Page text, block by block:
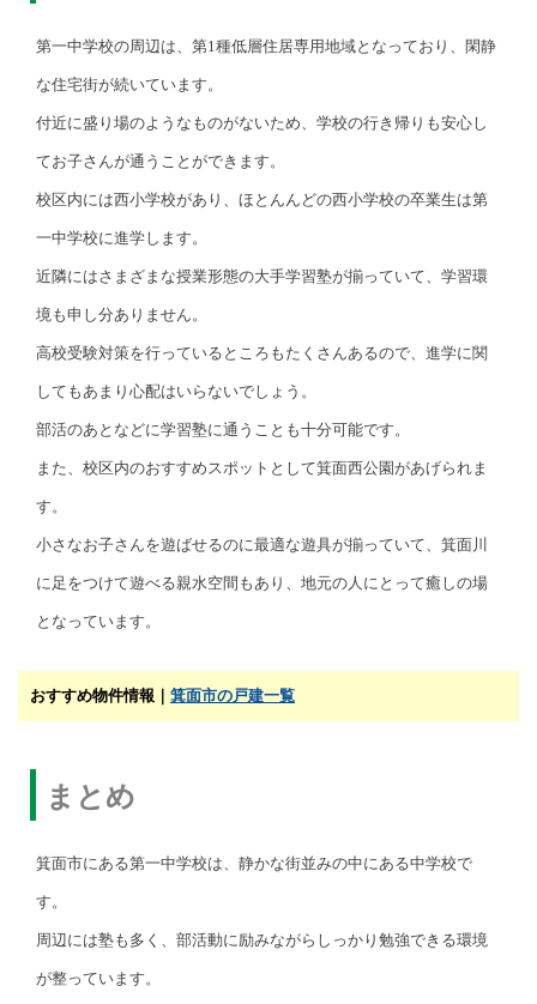
第一中学校の周辺は、第1種低層住居専用地域となっており、閑静
な住宅街が続いています。
付近に盛り場のようなものがないため、学校の行き帰りも安心し
てお子さんが通うことができます。
校区内には西小学校があり、ほとんんどの西小学校の卒業生は第
一中学校に進学します。
近隣にはさまざまな授業形態の大手学習塾が揃っていて、学習環
境も申し分ありません。
高校受験対策を行っているところもたくさんあるので、進学に関
してもあまり心配はいらないでしょう。
部活のあとなどに学習塾に通うことも十分可能です。
また、校区内のおすすめスポットとして箕面西公園があげられま
す。
小さなお子さんを遊ばせるのに最適な遊具が揃っていて、箕面川
に足をつけて遊べる親水空間もあり、地元の人にとって癒しの場
となっています。
おすすめ物件情報｜ 箕面市の戸建一覧
まとめ
箕面市にある第一中学校は、静かな街並みの中にある中学校で
す。
周辺には塾も多く、部活動に励みながらしっかり勉強できる環境
が整っています。